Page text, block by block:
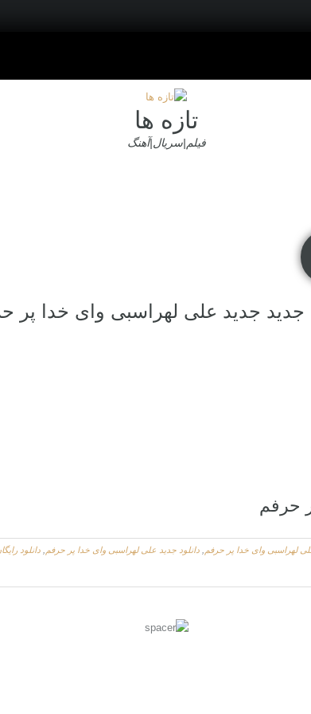
تازه ها
فیلم|سریال|آهنگ
جدید جديد علی لهراسبی وای خدا پر
حرفم
لهراسبی وای خدا پر حرفم دانلود جديد علی لهراسبی وای خدا پر حرفم
دانلود